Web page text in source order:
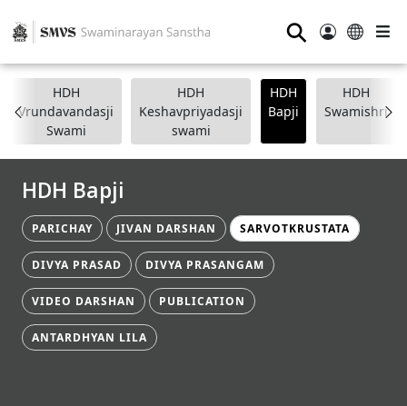
⚲
HDH
Vrundavandasji
Swami
HDH
Keshavpriyadasji
swami
HDH
Bapji
HDH
Swamishri
HDH Bapji
PARICHAY JIVAN DARSHAN SARVOTKRUSTATA
DIVYA PRASAD DIVYA PRASANGAM
VIDEO DARSHAN PUBLICATION
ANTARDHYAN LILA